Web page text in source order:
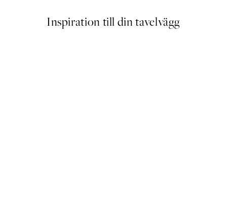
Inspiration till din tavelvägg